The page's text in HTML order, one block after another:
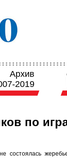
Архив
2019
по
состоялась